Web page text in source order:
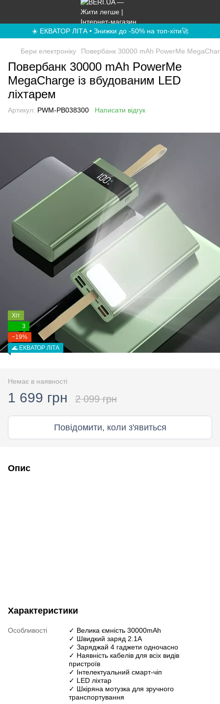
☀️ ЕКВАТОР ЛІТА • Знижки до -50% на топ-хіти🚀
Бери електроніку Повербанк 30000 mAh PowerMe
Повербанк 30000 mAh PowerMe
MegaCharge із вбудованим LED
ліхтарем
Артикул: PWM-PB038300 Написати відгук
Хіт
3
−19%
🌊 ЕКВАТОР ЛІТА
Немає в наявності
1 699 грн 2 099 грн
Повідомити, коли з'явиться
Опис
Характеристики
Особливості
✓ Велика ємність 30000mAh
✓ Швидкий заряд 2.1А
✓ Заряджай 4 гаджети одночасно
✓ Наявність кабелів для всіх видів
пристроїв
✓ Інтелектуальний смарт-чіп
✓ LED ліхтар
✓ Шкіряна мотузка для зручного
транспортування